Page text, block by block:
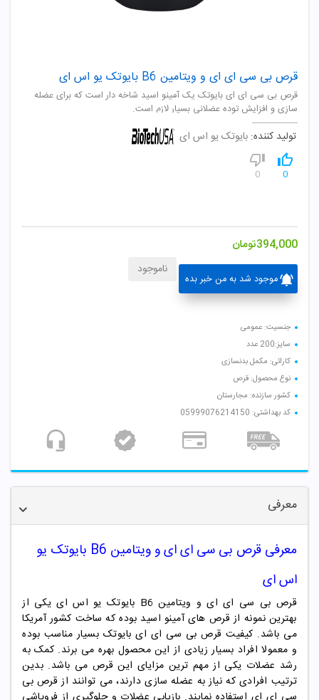
قرص بی سی ای ای و ویتامین B6 بایوتک یو اس ای
قرص بی سی ای ای بایوتک یک آمینو اسید شاخه دار است که برای عضله
سازی و افزایش توده عضلانی بسیار لازم است.
تولید کننده: بایوتک یو اس ای
0
0
394,000تومان
موجود شد به من خبر بده
ناموجود
جنسیت: عمومی
سایز:200 عدد
کارائی: مکمل بدنسازی
نوع محصول: قرص
کشور سازنده: مجارستان
کد بهداشتی: 05999076214150
معرفی
معرفی قرص
بی سی ای ای و ویتامین B6 بایوتک یو
اس ای
قرص بی سی ای ای و ویتامین B6 بایوتک یو اس ای یکی از
بهترین نمونه از قرص های آمینو اسید بوده که ساخت کشور آمریکا
می باشد. کیفیت قرص بی سی ای ای بایوتک بسیار مناسب بوده
و معمولا افراد بسیار زیادی از این محصول بهره می برند. کمک به
رشد عضلات یکی از مهم ترین مزایای این قرص می باشد. بدین
ترتیب افرادی که نیاز به عضله سازی دارند، می توانند از قرص بی